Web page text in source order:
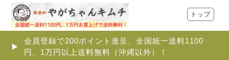
会員登録で200ポイント進呈、全国統一送料1100
円、1万円以上送料無料（沖縄以外）！
トップ